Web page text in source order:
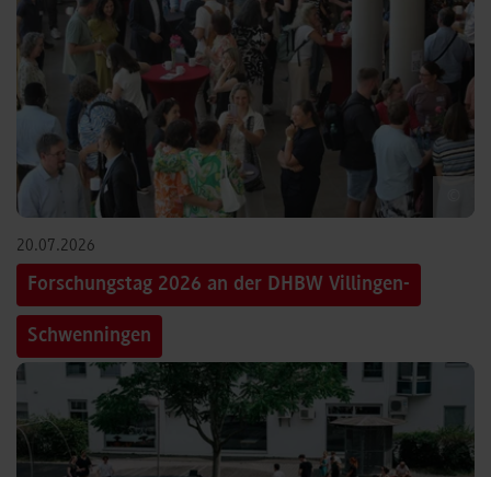
20.07.2026
Forschungstag 2026 an der DHBW Villingen-
Schwenningen